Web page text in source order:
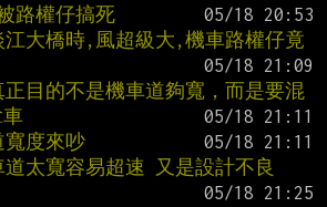
路權仔搞死
大橋時,風超級大,機車路權仔竟
目的不是機車道夠寬，而是要混
度來吵
太寬容易超速 又是設計不良